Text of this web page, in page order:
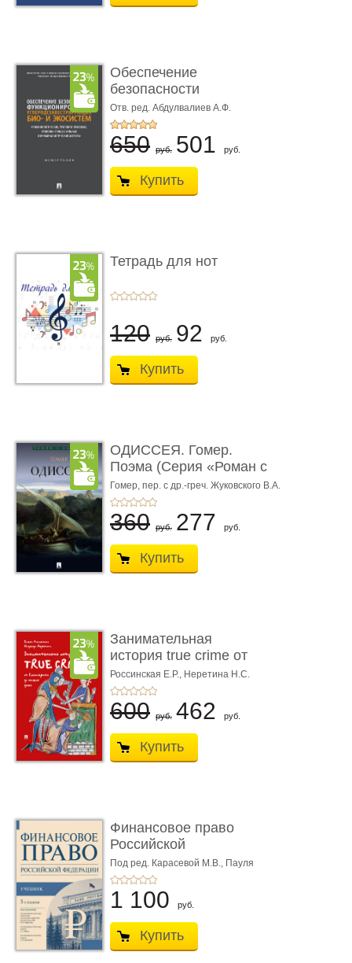
Обеспечение
безопасности
функционирования уг
...
Отв. ред. Абдулвалиев А.Ф.
650 руб. 501 руб.
Купить
Тетрадь для нот
120 руб. 92 руб.
Купить
ОДИССЕЯ. Гомер.
Поэма (Серия «Роман с
книгой»)
Гомер, пер. с др.-греч. Жуковского В.А.
360 руб. 277 руб.
Купить
Занимательная
история true crime от
Гиппократа до � ...
Россинская Е.Р., Неретина Н.С.
600 руб. 462 руб.
Купить
Финансовое право
Российской
Федерации. 5-е изд�
...
Под ред. Карасевой М.В., Пауля
А.Г., Красюкова А.В.
1 100 руб.
Купить